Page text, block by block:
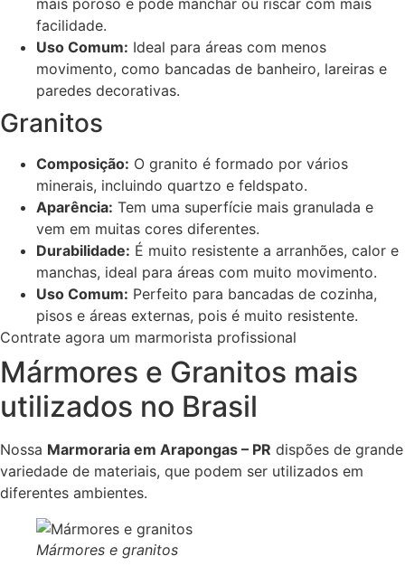
mais poroso e pode manchar ou riscar com mais
facilidade.
Uso Comum: Ideal para áreas com menos
movimento, como bancadas de banheiro, lareiras e
paredes decorativas.
Granitos
Composição: O granito é formado por vários
minerais, incluindo quartzo e feldspato.
Aparência: Tem uma superfície mais granulada e
vem em muitas cores diferentes.
Durabilidade: É muito resistente a arranhões, calor e
manchas, ideal para áreas com muito movimento.
Uso Comum: Perfeito para bancadas de cozinha,
pisos e áreas externas, pois é muito resistente.
Contrate agora um marmorista profissional
Mármores e Granitos mais
utilizados no Brasil
Nossa Marmoraria em Arapongas – PR dispões de grande
variedade de materiais, que podem ser utilizados em
diferentes ambientes.
Mármores e granitos